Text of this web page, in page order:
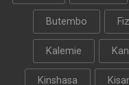
Butembo
Kalemie
Kinshasa